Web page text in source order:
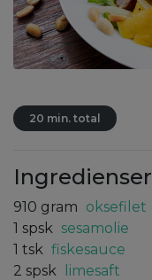
20 min. total
Ingredienser
910 gram oksefilet
1 spsk sesamolie
1 tsk fiskesauce
2 spsk
limesaft